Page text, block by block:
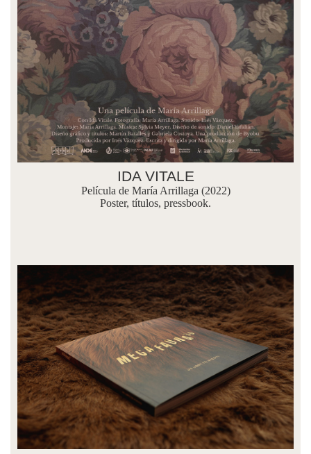
IDA VITALE
Película de María Arrillaga (2022)
Poster, títulos, pressbook.